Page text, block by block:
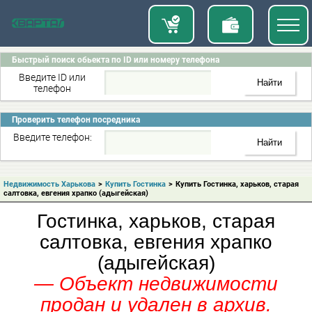
Быстрый поиск обьекта по ID или номеру телефона
Введите ID или
телефон
Проверить телефон посредника
Введите телефон:
Недвижимость Харькова > Купить Гостинка > Купить Гостинка, харьков, старая
салтовка, евгения храпко (адыгейская)
Гостинка, харьков, старая
салтовка, евгения храпко
(адыгейская)
— Объект недвижимости
продан и удален в архив.